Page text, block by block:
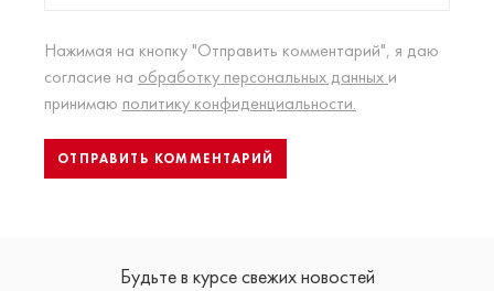
Нажимая на кнопку "Отправить комментарий", я даю
согласие на обработку персональных данных и
принимаю политику конфиденциальности.
Будьте в курсе свежих новостей